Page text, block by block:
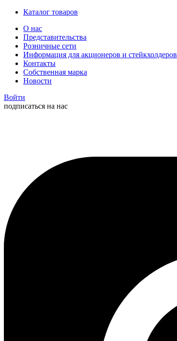
Каталог товаров
О нас
Представительства
Розничные сети
Информация для акционеров и стейкхолдеров
Контакты
Собственная марка
Новости
Войти
подписаться на нас